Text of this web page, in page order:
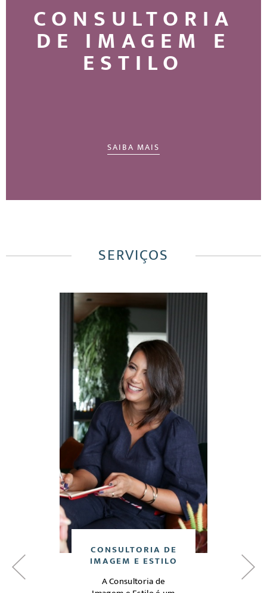
CONSULTORIA
DE IMAGEM E
ESTILO
SAIBA MAIS
SERVIÇOS
CONSULTORIA DE
IMAGEM E ESTILO
A Consultoria de